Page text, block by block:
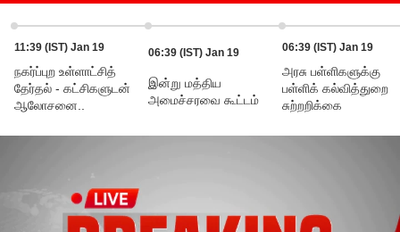
11:39 (IST) Jan 19
நகர்ப்புற உள்ளாட்சித்
தேர்தல் - கட்சிகளுடன்
ஆலோசனை..
06:39 (IST) Jan 19
இன்று மத்திய
அமைச்சரவை கூட்டம்
06:39 (IST) Jan 19
அரசு பள்ளிகளுக்கு
பள்ளிக் கல்வித்துறை
சுற்றறிக்கை